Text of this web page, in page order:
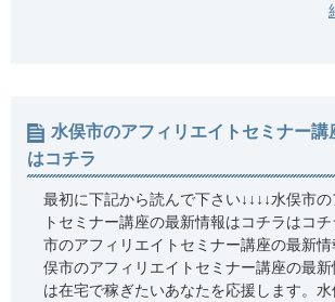
水俣市のアフィリエイトセミナー講
はコチラ
最初に下記から読んで下さい↓↓↓↓水俣市
トセミナー講座の最新情報はコチラはコ
市のアフィリエイトセミナー講座の最新
俣市のアフィリエイトセミナー講座の最新
は在宅で稼ぎたいあなたを応援します。水